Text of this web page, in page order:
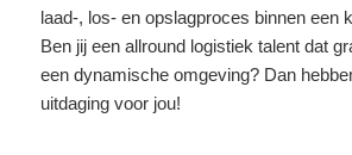
laad-, los- en opslagproces binnen een
Ben jij een allround logistiek talent dat
een dynamische omgeving? Dan
uitdaging voor jou!